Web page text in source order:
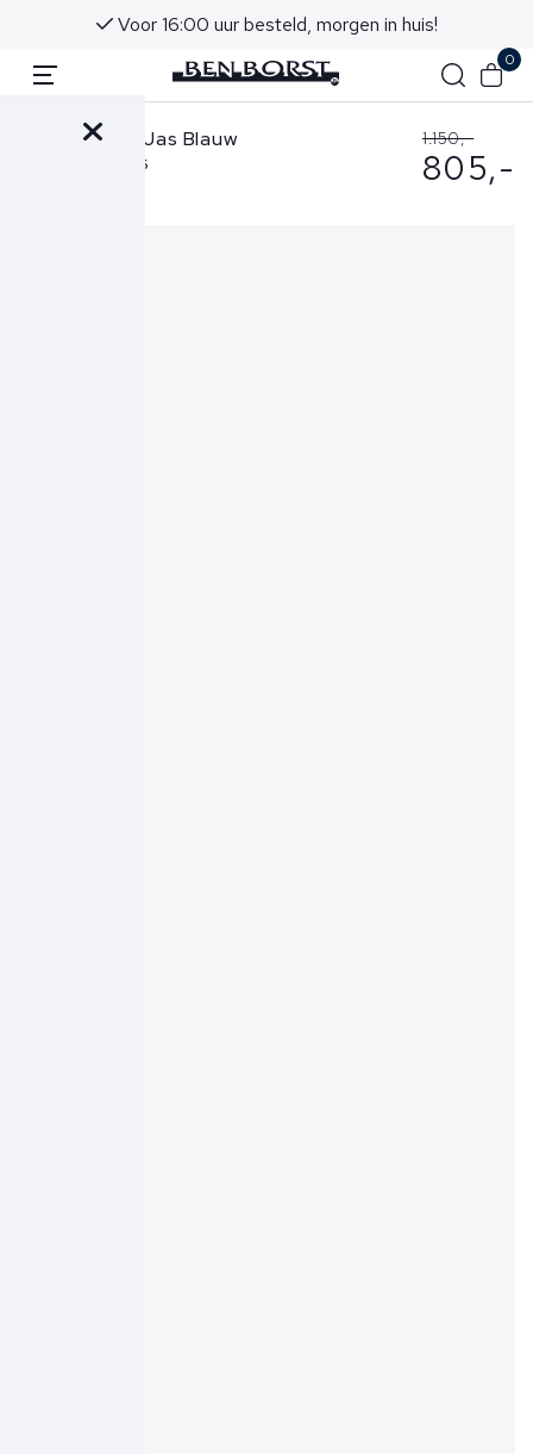
Voor 16:00 uur besteld, morgen in huis!
0
Stone Island Jas Blauw
7100008 S0026
1.150,-
805,-